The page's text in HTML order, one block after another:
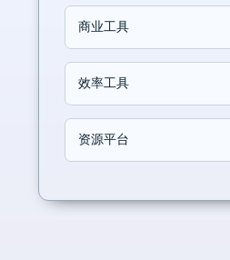
商业工具
效率工具
资源平台